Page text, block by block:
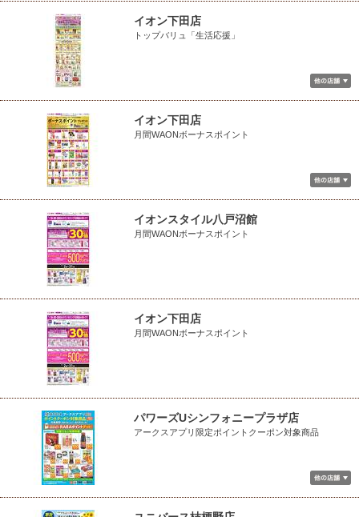
イオン下田店
トップバリュ「生活応援」
イオン下田店
月間WAONボーナスポイント
イオンスタイル八戸沼館
月間WAONボーナスポイント
イオン下田店
月間WAONボーナスポイント
パワーズUシンフォニープラザ店
アークスアプリ限定ポイントクーポン対象商品